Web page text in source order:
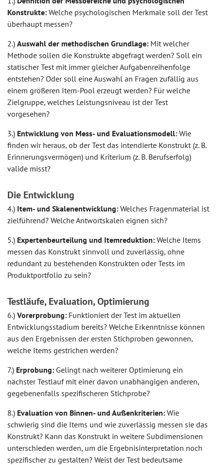
Konstrukte: Welche psychologischen Merkmale soll der Test
überhaupt messen?
2.) Auswahl der methodischen Grundlage: Mit welcher
Methode sollen die Konstrukte abgefragt werden? Soll ein
statischer Test mit immer gleicher Aufgabenreihenfolge
entstehen? Oder soll eine Auswahl an Fragen zufällig aus
einem größeren Item-Pool erzeugt werden? Für welche
Zielgruppe, welches Leistungsniveau ist der Test
vorgesehen?
3.) Entwicklung von Mess- und Evaluationsmodell: Wie
finden wir heraus, ob der Test das intendierte Konstrukt (z. B.
Erinnerungsvermögen) und Kriterium (z. B. Berufserfolg)
valide misst?
Die Entwicklung
4.) Item- und Skalenentwicklung: Welches Fragenmaterial ist
zielführend? Welche Antwortskalen eignen sich?
5.) Expertenbeurteilung und Itemreduktion: Welche Items
messen das Konstrukt sinnvoll und zuverlässig, ohne
redundant zu bestehenden Konstrukten oder Tests im
Produktportfolio zu sein?
Testläufe, Evaluation, Optimierung
6.) Vorerprobung: Funktioniert der Test im aktuellen
Entwicklungsstadium bereits? Welche Erkenntnisse können
aus den Ergebnissen der ersten Stichproben gewonnen,
welche Items gestrichen werden?
7.) Erprobung: Gelingt nach weiterer Optimierung ein
nächster Testlauf mit einer davon unabhängigen anderen,
gegebenenfalls spezifischeren Stichprobe?
8.) Evaluation von Binnen- und Außenkriterien: Wie
schwierig sind die Items und wie zuverlässig messen sie das
Konstrukt? Kann das Konstrukt in weitere Subdimensionen
unterschieden werden, um die Ergebnisinterpretation noch
spezifischer zu gestalten? Weist der Test bedeutsame